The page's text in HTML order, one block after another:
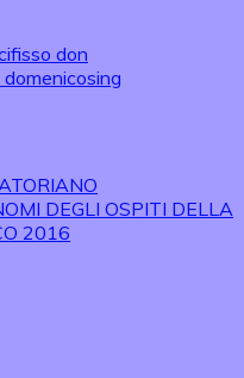
don
domenicosing
DEGLI OSPITI DELLA
2016